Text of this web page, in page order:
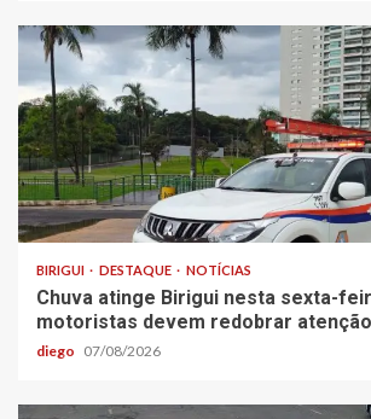
BIRIGUI DESTAQUE NOTÍCIAS
Chuva atinge Birigui nesta sexta-
motoristas devem redobrar
diego 07/08/2026